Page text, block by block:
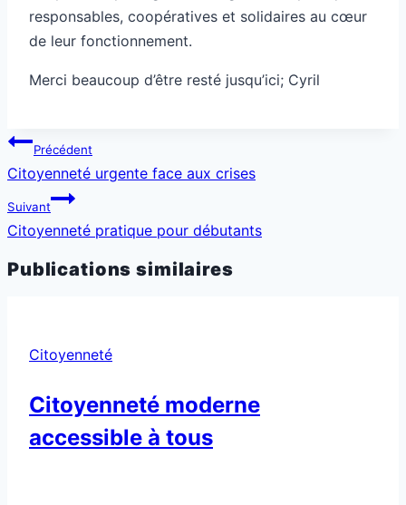
responsables, coopératives et solidaires au cœur
de leur fonctionnement.
Merci beaucoup d’être resté jusqu’ici; Cyril
Navigation
de
l’article
Précédent
Citoyenneté urgente face aux crises
Suivant
Citoyenneté pratique pour débutants
Publications similaires
Citoyenneté
Citoyenneté moderne
accessible à tous